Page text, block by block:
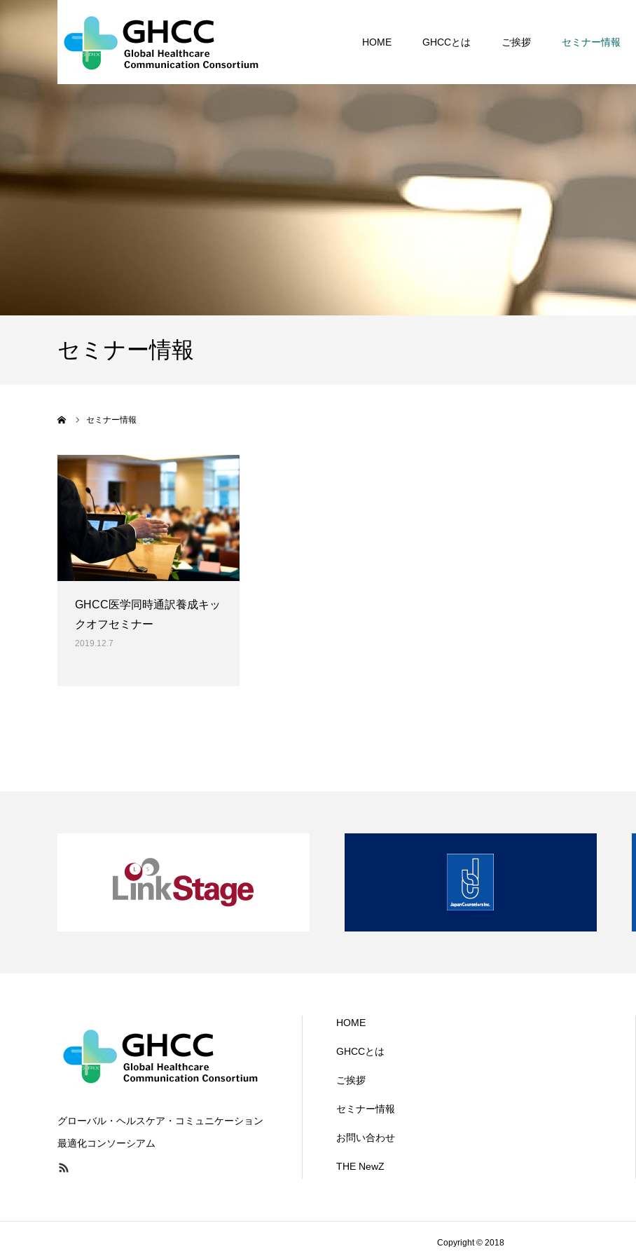
HOME GHCCとは ご挨拶 セミナー情報
セミナー情報
セミナー情報
GHCC医学同時通訳養成キッ
クオフセミナー
2019.12.7
グローバル・ヘルスケア・コミュニケーション
最適化コンソーシアム
HOME
GHCCとは
ご挨拶
セミナー情報
お問い合わせ
THE NewZ
Copyright © 2018